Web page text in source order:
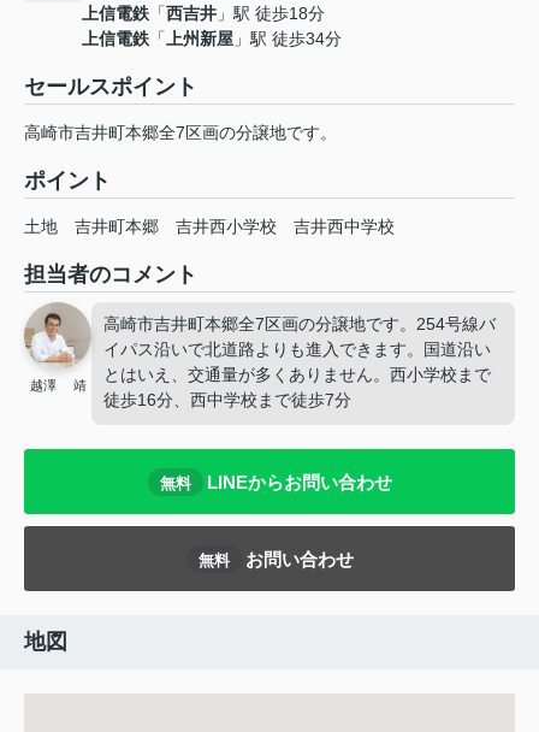
上信電鉄 「西吉井 」駅 徒歩18分
上信電鉄 「 上州新屋 」駅 徒歩34分
セールスポイント
高崎市吉井町本郷全7区画の分譲地です。
ポイント
土地 吉井町本郷 吉井西小学校 吉井西中学校
担当者のコメント
越澤 靖
高崎市吉井町本郷全7区画の分譲地です。254号線バ
イパス沿いで北道路よりも進入できます。国道沿い
とはいえ、交通量が多くありません。西小学校まで
徒歩16分、西中学校まで徒歩7分
無料 LINEからお問い合わせ
無料 お問い合わせ
地図